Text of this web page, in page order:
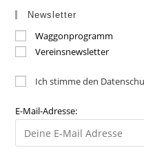
Newsletter
Waggonprogramm
Vereinsnewsletter
Ich stimme den
E-Mail-Adresse: